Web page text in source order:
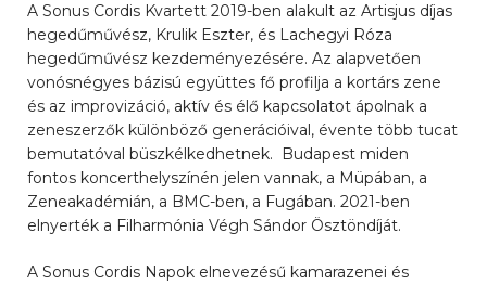
A Sonus Cordis Kvartett 2019-ben alakult az Artisjus díjas
hegedűművész, Krulik Eszter, és Lachegyi Róza
hegedűművész kezdeményezésére. Az alapvetően
vonósnégyes bázisú együttes fő profilja a kortárs zene
és az improvizáció, aktív és élő kapcsolatot ápolnak a
zeneszerzők különböző generációival, évente több tucat
bemutatóval büszkélkedhetnek. Budapest miden
fontos koncerthelyszínén jelen vannak, a Müpában, a
Zeneakadémián, a BMC-ben, a Fugában. 2021-ben
elnyerték a Filharmónia Végh Sándor Ösztöndíját.
A Sonus Cordis Napok elnevezésű kamarazenei és